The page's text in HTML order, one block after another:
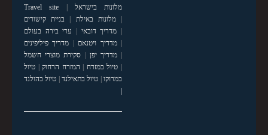
מלונות בישראל
Travel site
|מלונות באילת
בניית קישורים
מדריך דובאי
ערי בירה בעולם
|מדריך ויטנאם
מדריך פיליפינים
|מדריך יפן
סקירת מוצרי חשמל
טיול במזרח המזרח הרחוק| טיול
במרוקו| טיול בתאילנד| טיול בהולנד